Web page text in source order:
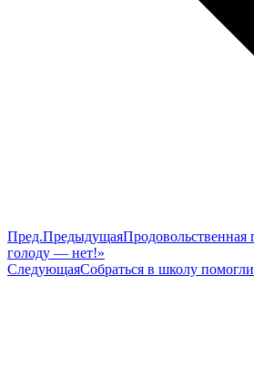
Пред.Предыдущая
голоду — нет!»
СледующаяСобраться в школу